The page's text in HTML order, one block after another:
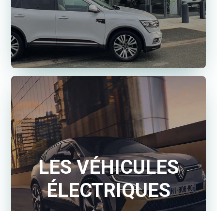
LES VÉHICULES
ÉLECTRIQUES